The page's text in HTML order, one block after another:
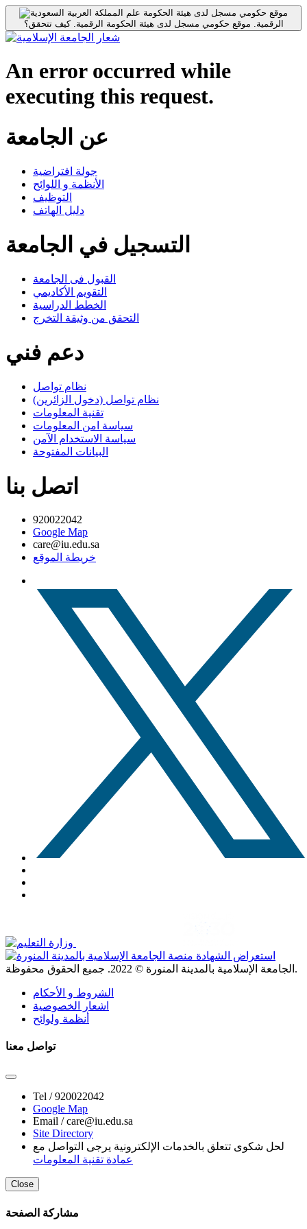
موقع حكومي مسجل لدى هيئة الحكومة
الرقمية. موقع حكومي مسجل لدى هيئة الحكومة الرقمية.كيف تتحقق؟
An error occurred while
executing this request.
عن الجامعة
جولة افتراضية
الأنظمة و اللوائح
التوظيف
دليل الهاتف
التسجيل في الجامعة
القبول فى الجامعة
التقويم الأكاديمي
الخطط الدراسية
التحقق من وثيقة التخرج
دعم فني
نظام تواصل
نظام تواصل (دخول الزائرين)
تقنية المعلومات
سياسة امن المعلومات
سياسة الاستخدام الآمن
البيانات المفتوحة
اتصل بنا
920022042
Google Map
care@iu.edu.sa
خريطة الموقع
الجامعة الإسلامية بالمدينة المنورة © 2022 . جميع الحقوق محفوظة.
الشروط و الأحكام
اشعار الخصوصية
أنظمة ولوائح
تواصل معنا
Tel /920022042
Google Map
Email /care@iu.edu.sa
Site Directory
لحل شكوى تتعلق بالخدمات الإلكترونية يرجى التواصل مع
عمادة تقنية المعلومات
Close
مشاركة الصفحة